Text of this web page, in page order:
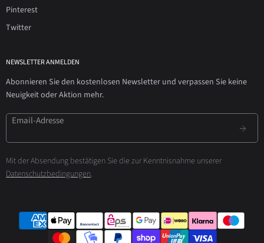
Pinterest
Twitter
NEWSLETTER ANMELDEN
Abonnieren Sie den kostenlosen Newsletter und verpassen Sie keine
Neuigkeit oder Aktion mehr.
Email-Adresse
Mit der Absendung bestätigen Sie die zur Kenntnisnahme unserer
Datenschutzbedingungen.